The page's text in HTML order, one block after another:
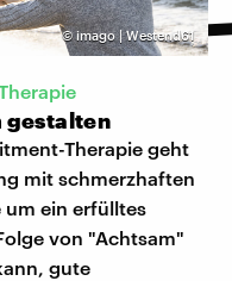
©imago | Westend61
gestalten
Therapie geht
mit schmerzhaften
um ein erfülltes
von "Achtsam"
gute